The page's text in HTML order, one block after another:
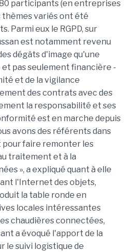
participants (en entreprises
variés ont été
Parmi eux le RGPD, sur
est notamment revenu
dégâts d'image qu'une
pas seulement financière -
et de la vigilance
des contrats avec des
la responsabilité et ses
est en marche depuis
avons des référents dans
faire remonter les
traitement et à la
», a expliqué quant à elle
l'Internet des objets,
la table ronde en
locales intéressantes
chaudières connectées,
a évoqué l'apport de la
le suivi logistique de